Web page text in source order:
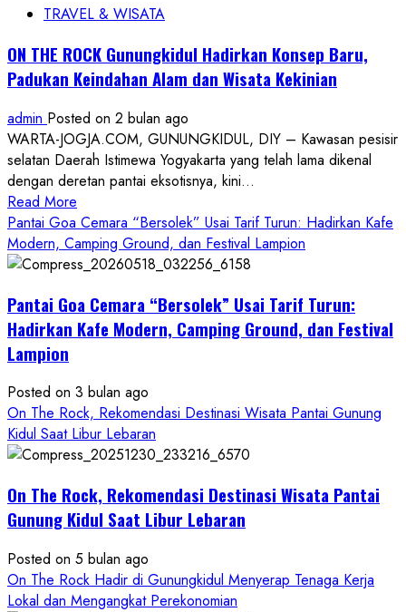
TRAVEL & WISATA
ON THE ROCK Gunungkidul Hadirkan Konsep Baru,
Padukan Keindahan Alam dan Wisata Kekinian
admin Posted on 2 bulan ago
WARTA-JOGJA.COM, GUNUNGKIDUL, DIY – Kawasan pesisir
selatan Daerah Istimewa Yogyakarta yang telah lama dikenal
dengan deretan pantai eksotisnya, kini...
Read More
more
about
ON
ROCK
Gunungkidul
Baru,
Padukan
Keindahan
Alam
Wisata
Kekinian
Pantai Goa Cemara “Bersolek” Usai Tarif Turun: Hadirkan Kafe
Modern, Camping Ground, dan Festival Lampion
Pantai Goa Cemara “Bersolek” Usai Tarif Turun:
Hadirkan Kafe Modern, Camping Ground, dan Festival
Lampion
Posted on 3 bulan ago
On The Rock, Rekomendasi Destinasi Wisata Pantai Gunung
Kidul Saat Libur Lebaran
On The Rock, Rekomendasi Destinasi Wisata Pantai
Gunung Kidul Saat Libur Lebaran
Posted on 5 bulan ago
On The Rock Hadir di Gunungkidul Menyerap Tenaga Kerja
Lokal dan Mengangkat Perekonomian